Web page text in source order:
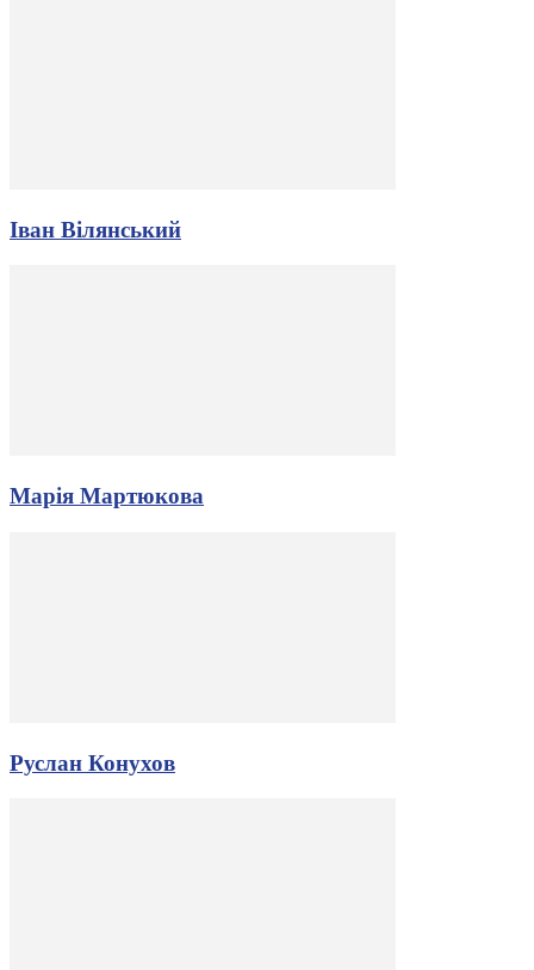
Іван Вілянський
Марія Мартюкова
Руслан Конухов